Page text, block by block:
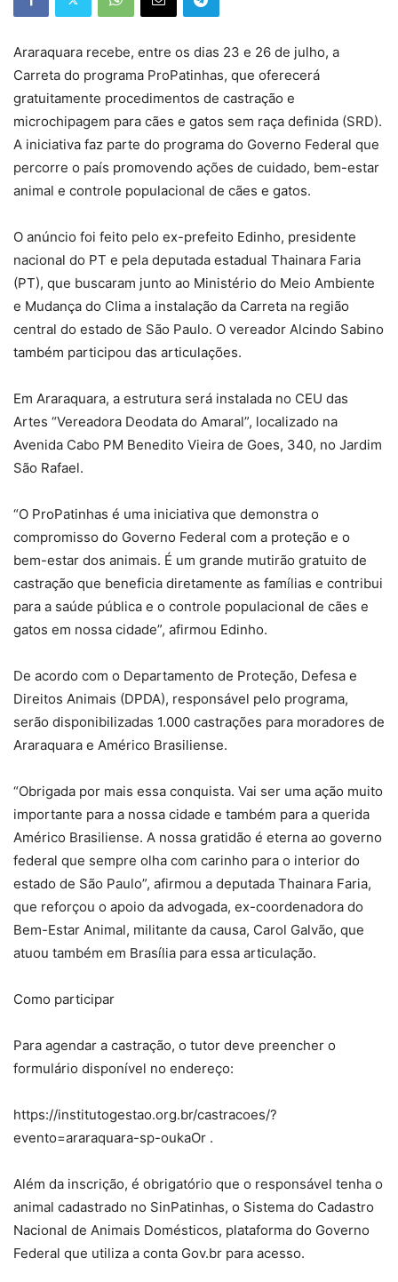
Araraquara recebe, entre os dias 23 e 26 de julho, a
Carreta do programa ProPatinhas, que oferecerá
gratuitamente procedimentos de castração e
microchipagem para cães e gatos sem raça definida (SRD).
A iniciativa faz parte do programa do Governo Federal que
percorre o país promovendo ações de cuidado, bem-estar
animal e controle populacional de cães e gatos.
O anúncio foi feito pelo ex-prefeito Edinho, presidente
nacional do PT e pela deputada estadual Thainara Faria
(PT), que buscaram junto ao Ministério do Meio Ambiente
e Mudança do Clima a instalação da Carreta na região
central do estado de São Paulo. O vereador Alcindo Sabino
também participou das articulações.
Em Araraquara, a estrutura será instalada no CEU das
Artes “Vereadora Deodata do Amaral”, localizado na
Avenida Cabo PM Benedito Vieira de Goes, 340, no Jardim
São Rafael.
“O ProPatinhas é uma iniciativa que demonstra o
compromisso do Governo Federal com a proteção e o
bem-estar dos animais. É um grande mutirão gratuito de
castração que beneficia diretamente as famílias e contribui
para a saúde pública e o controle populacional de cães e
gatos em nossa cidade”, afirmou Edinho.
De acordo com o Departamento de Proteção, Defesa e
Direitos Animais (DPDA), responsável pelo programa,
serão disponibilizadas 1.000 castrações para moradores de
Araraquara e Américo Brasiliense.
“Obrigada por mais essa conquista. Vai ser uma ação muito
importante para a nossa cidade e também para a querida
Américo Brasiliense. A nossa gratidão é eterna ao governo
federal que sempre olha com carinho para o interior do
estado de São Paulo”, afirmou a deputada Thainara Faria,
que reforçou o apoio da advogada, ex-coordenadora do
Bem-Estar Animal, militante da causa, Carol Galvão, que
atuou também em Brasília para essa articulação.
Como participar
Para agendar a castração, o tutor deve preencher o
formulário disponível no endereço:
https://institutogestao.org.br/castracoes/?
evento=araraquara-sp-oukaOr .
Além da inscrição, é obrigatório que o responsável tenha o
animal cadastrado no SinPatinhas, o Sistema do Cadastro
Nacional de Animais Domésticos, plataforma do Governo
Federal que utiliza a conta Gov.br para acesso.